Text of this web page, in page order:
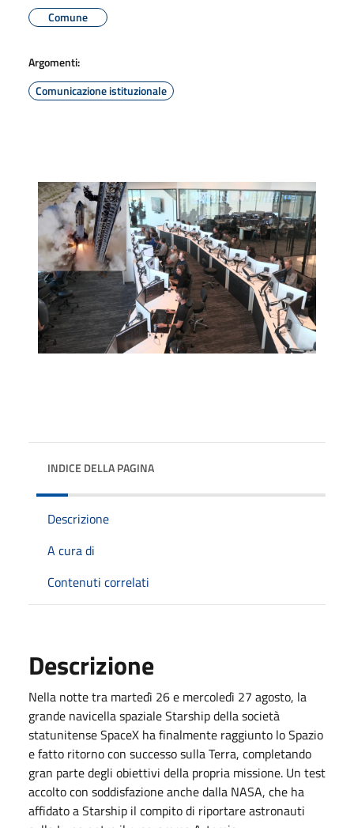
Comune
Argomenti:
Comunicazione istituzionale
INDICE DELLA PAGINA
Descrizione
A cura di
Contenuti correlati
Descrizione
Nella notte tra martedì 26 e mercoledì 27 agosto, la
grande navicella spaziale Starship della società
statunitense SpaceX ha finalmente raggiunto lo Spazio
e fatto ritorno con successo sulla Terra, completando
gran parte degli obiettivi della propria missione. Un test
accolto con soddisfazione anche dalla NASA, che ha
affidato a Starship il compito di riportare astronauti